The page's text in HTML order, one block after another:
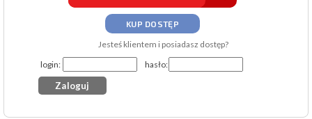
KUP DOSTĘP
Jesteś klientem i posiadasz dostęp?
login:
hasło: